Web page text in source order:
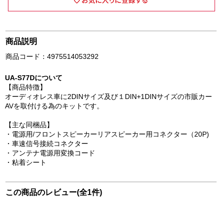
商品説明
商品コード：4975514053292
UA-S77Dについて
【商品特徴】
オーディオレス車に2DINサイズ及び１DIN+1DINサイズの市販カー
AVを取付ける為のキットです。
【主な同梱品】
・電源用/フロントスピーカーリアスピーカー用コネクター（20P)
・車速信号接続コネクター
・アンテナ電源用変換コード
・粘着シート
この商品のレビュー(全1件)